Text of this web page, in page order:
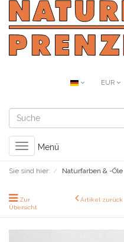
EUR
Toggle
navigation
Menü
Sie sind hier: Naturfarben & -Öle
Zur
Übersicht
Artikel zurück